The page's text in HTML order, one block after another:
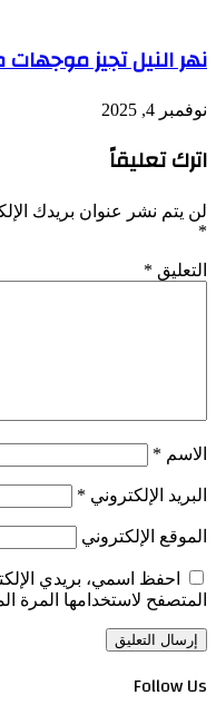
نهر النيل تجيز موجهات
نوفمبر 4, 2025
اترك تعليقاً
لن يتم نشر عنوان بريدك
*
التعليق *
الاسم *
البريد الإلكتروني *
الموقع الإلكتروني
احفظ اسمي، بريدي
المتصفح لاستخدامها المرة
Follow Us